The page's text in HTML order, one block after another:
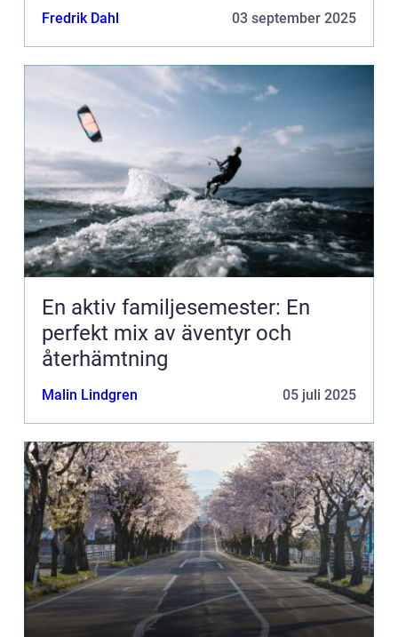
Fredrik Dahl 03 september 2025
En aktiv familjesemester: En
perfekt mix av äventyr och
återhämtning
Malin Lindgren 05 juli 2025